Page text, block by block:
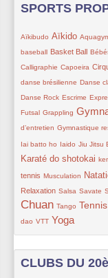
SPORTS
33/421
Aïkibudo
156/421Aïkido
33/421
135/421
10/421
197/421
35/421
10/421
baseball
94/421 Basket Ball
15/421
97/421
73/421
30/421
Calligraphie
67/421 Capoeira
101/421
9/421
45/421
126/421
42/421
33/421
danse brésilienne
48/421 Danse
24/421
9/421
9/421
9/421
Danse Rock
30/421 Escrime
48/421
10/421
9/421
9/421
110/421
9/421
Futsal
10/421Grappling
249/421
9/421
48/421
d’entretien
77/421 Gymnastique
101/421
72/421
72/421
9/421
Iai batto ho
70/421 Iaido
10/421 Jiu Jitsu
24/421
421/421
150/421
30/421
220/421
151/421
Karaté do shotokai
30/421
30/421
206/421
45/421
9/421
132/421
tennis
84/421Musculation
146/421
89/421
50/421
15/421
343/421
125/421
Relaxation
9/421 Salsa
24/421 Savate
62/421
10/421
179/421
266/421
Chuan
9/421 Tango
217/421 Tennis
41/421
48/421
9/421
9/421
40/421
dao
45/421
VTT
250/421Yoga
CLUBS DU